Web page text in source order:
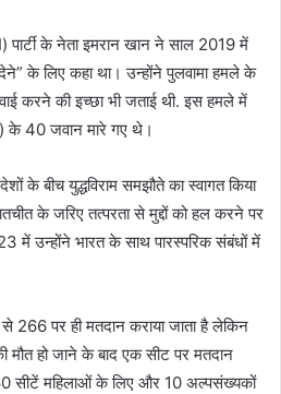
पार्टी के नेता इमरान खान ने साल 2019 में
देने” के लिए कहा था। उन्होंने पुलवामा हमले के
करने की इच्छा भी जताई थी. इस हमले में
के 40 जवान मारे गए थे।
के बीच युद्धविराम समझौते का स्वागत किया
के जरिए तत्परता से मुद्दों को हल करने पर
में उन्होंने भारत के साथ पारस्परिक संबंधों में
पर ही मतदान कराया जाता है लेकिन
मौत हो जाने के बाद एक सीट पर मतदान
सीटें महिलाओं के लिए और 10 अल्पसंख्यकों